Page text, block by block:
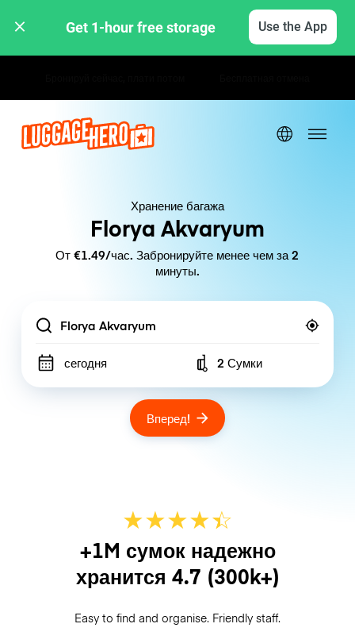
Get 1-hour free storage Use the App
Хранение багажа
Florya Akvaryum
От €1.49/час. Забронируйте менее чем за 2
минуты.
Location
сегодня Number of bags
2 Сумки
Вперед!
★★★★☆
★
+1M сумок надежно
хранится 4.7 (300k+)
Easy to find and organise. Friendly staff.